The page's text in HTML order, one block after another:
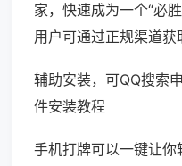
家，快速成为一个“必
用户可通过正规渠道获
辅助安装，可QQ搜索
件安装教程
手机打牌可以一键让你